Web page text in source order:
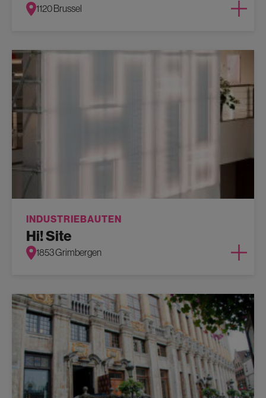
1120 Brussel
INDUSTRIEBAUTEN
Hi! Site
1853 Grimbergen